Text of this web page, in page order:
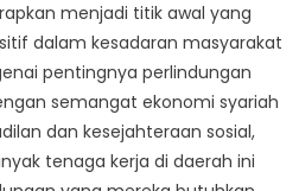
menjadi titik awal yang
dalam kesadaran masyarakat
pentingnya perlindungan
semangat ekonomi syariah
dan kesejahteraan sosial,
tenaga kerja di daerah ini